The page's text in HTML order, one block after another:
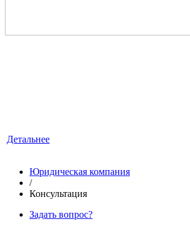
Детальнее
Юридическая компания
/
Консультация
Задать вопрос?